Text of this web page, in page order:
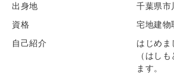
出身地
千葉県市
資格
宅地建物
自己紹介
はじめ
（はし
ます。